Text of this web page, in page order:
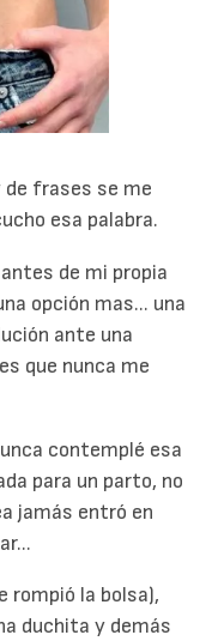
de frases se me
esa palabra.
de mi propia
opción mas... una
ante una
que nunca me
contemplé esa
para un parto, no
jamás entró en
rompió la bolsa),
duchita y demás